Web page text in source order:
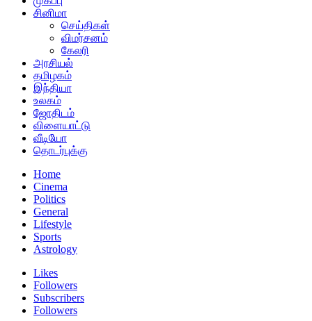
சினிமா
செய்திகள்
விமர்சனம்
கேலரி
அரசியல்
தமிழகம்
இந்தியா
உலகம்
ஜோதிடம்
விளையாட்டு
வீடியோ
தொடர்புக்கு
Home
Cinema
Politics
General
Lifestyle
Sports
Astrology
Likes
Followers
Subscribers
Followers